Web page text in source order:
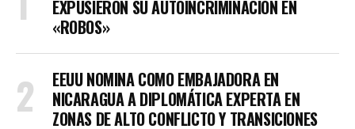
EXPUSIERON SU AUTOINCRIMINACIÓN EN
«ROBOS»
EEUU NOMINA COMO EMBAJADORA EN
NICARAGUA A DIPLOMÁTICA EXPERTA EN
ZONAS DE ALTO CONFLICTO Y TRANSICIONES